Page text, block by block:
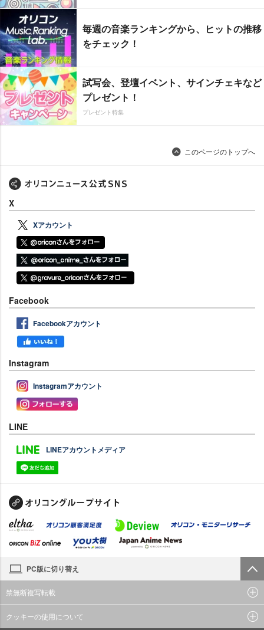
毎週の音楽ランキングから、ヒットの推移
をチェック！
試写会、登壇イベント、サインチェキなど
プレゼント！
プレゼント特集
このページのトップへ
X
Xアカウント
Facebook
Facebookアカウント
Instagram
Instagramアカウント
LINE
LINEアカウントメディア
PC版に切り替え
禁無断複写転載
クッキーの使用について